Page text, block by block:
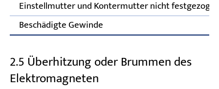
Einstellmutter und Kontermutter nicht
Beschädigte Gewinde
2.5 Überhitzung oder Brummen des
Elektromagneten